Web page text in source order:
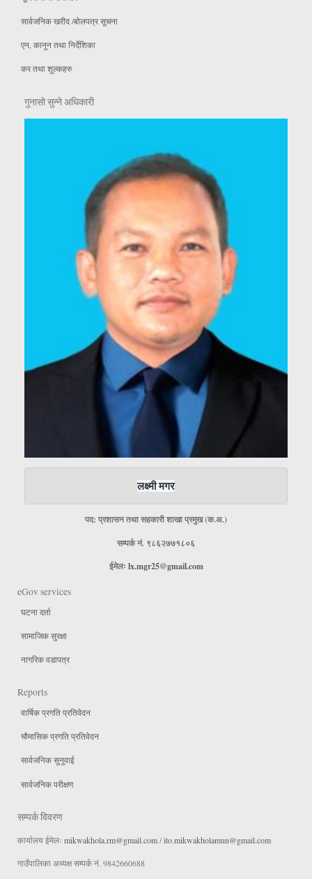
सार्वजनिक खरीद /बोलपत्र सूचना
एन, कानुन तथा निर्देशिका
कर तथा शुल्कहरु
गुनासो सुन्ने अधिकारी
लक्ष्मी मगर
पद: प्रशासन तथा सहकारी शाखा प्रमुख (क.अ.)
सम्पर्क नं. ९८६२७७१८०६
ईमेलः lx.mgr25@gmail.com
eGov services
घटना दर्ता
सामाजिक सुरक्षा
नागरिक वडापत्र
Reports
वार्षिक प्रगति प्रतिवेदन
चौमासिक प्रगति प्रतिवेदन
सार्वजनिक सुनुवाई
सार्वजनिक परीक्षण
सम्पर्क विवरण
कार्यालय ईमेलः mikwakhola.rm@gmail.com/ito.mikwakholamun@gmail.com
गाउँपालिका अध्यक्ष सम्पर्क नं. 9842660688